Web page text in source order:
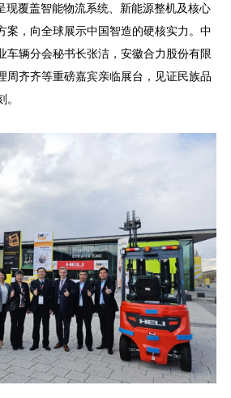
现覆盖智能物流系统、新能源整机及核心
案，向全球展示中国智造的硬核实力。中
车辆分会秘书长张洁，安徽合力股份有限
周齐齐等重磅嘉宾亲临展台，见证民族品